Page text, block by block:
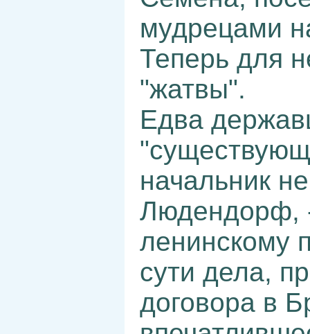
мудрецами
Теперь для
"жатвы".
Едва
начальник
Людендорф,
ленинскому
сути дела,
договора в